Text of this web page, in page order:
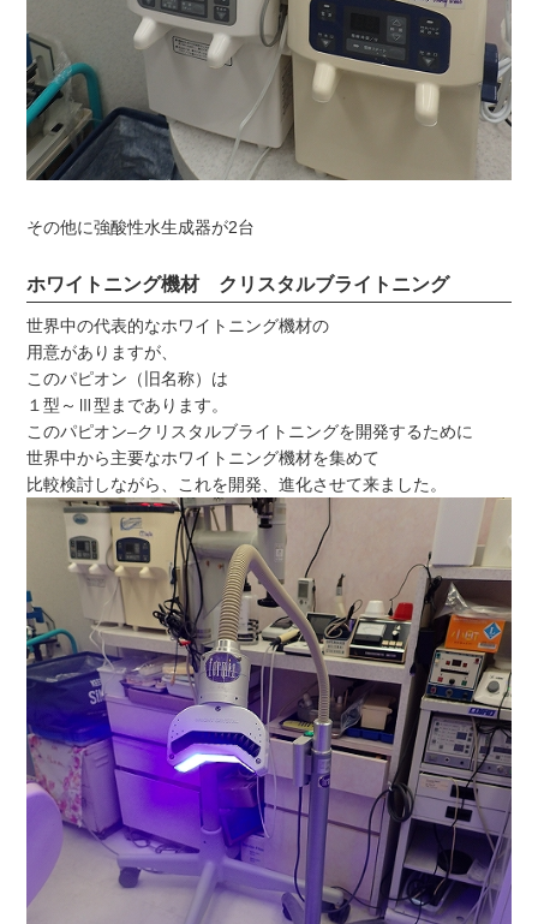
その他に強酸性水生成器が2台
ホワイトニング機材 クリスタルブライトニング
世界中の代表的なホワイトニング機材の
用意がありますが、
このパピオン（旧名称）は
１型～Ⅲ型まであります。
このパピオン–クリスタルブライトニングを開発するために
世界中から主要なホワイトニング機材を集めて
比較検討しながら、これを開発、進化させて来ました。